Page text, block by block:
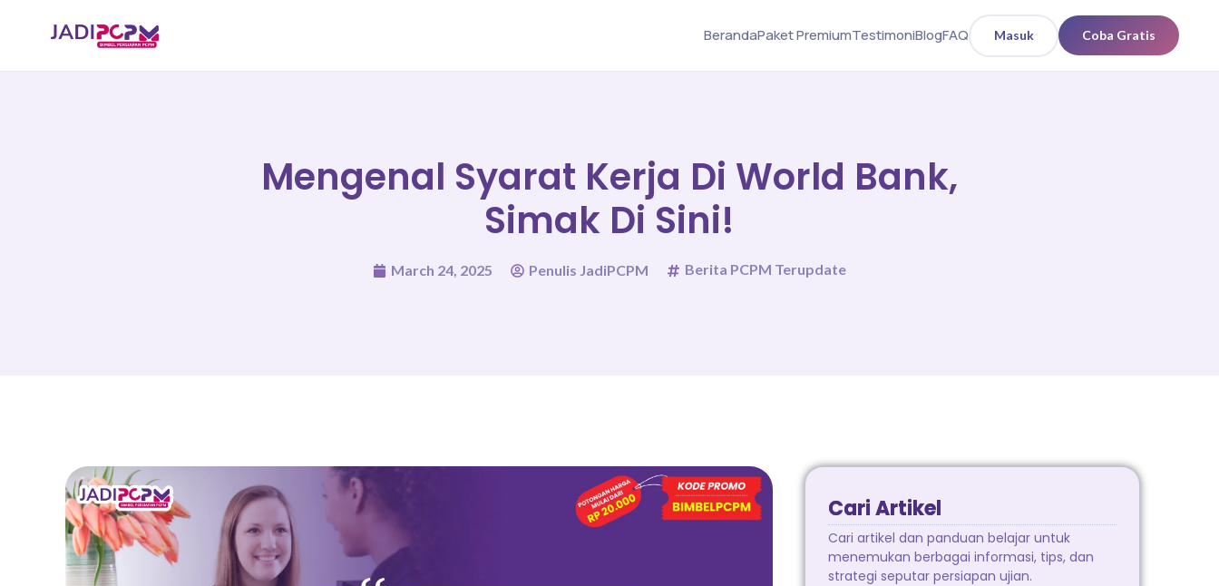
BerandaPaket PremiumTestimoniBlogFAQ Masuk Coba Gratis
Mengenal Syarat Kerja Di World Bank,
Simak Di Sini!
March 24, 2025 Penulis JadiPCPM Berita PCPM Terupdate
Cari Artikel
Cari artikel dan panduan belajar untuk
menemukan berbagai informasi, tips, dan
strategi seputar persiapan ujian.